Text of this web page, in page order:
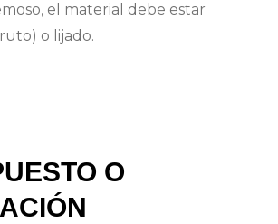
el material debe estar
o lijado.
O